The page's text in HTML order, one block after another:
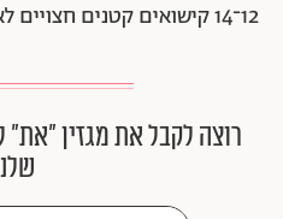
12־14 קישואים קטנים חצויים לאורך
רוצה לקבל את מגזין ״את״